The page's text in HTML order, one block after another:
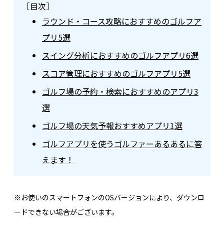
［目次］
ラウンド・コース攻略におすすめのゴルフア
プリ5選
スイング分析におすすめのゴルフアプリ6選
スコア管理におすすめのゴルフアプリ5選
ゴルフ場の予約・検索におすすめのアプリ3
選
ゴルフ場の天気予報おすすめアプリ1選
ゴルフアプリを使うゴルファーあるあるに答
えます！
※お使いのスマートフォンのOSバージョンにより、ダウンロ
ードできない場合がございます。